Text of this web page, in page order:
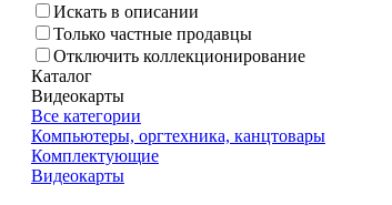
Искать в описании
Только частные продавцы
Отключить коллекционирование
Каталог
Видеокарты
Все категории
Компьютеры, оргтехника, канцтовары
Комплектующие
Видеокарты